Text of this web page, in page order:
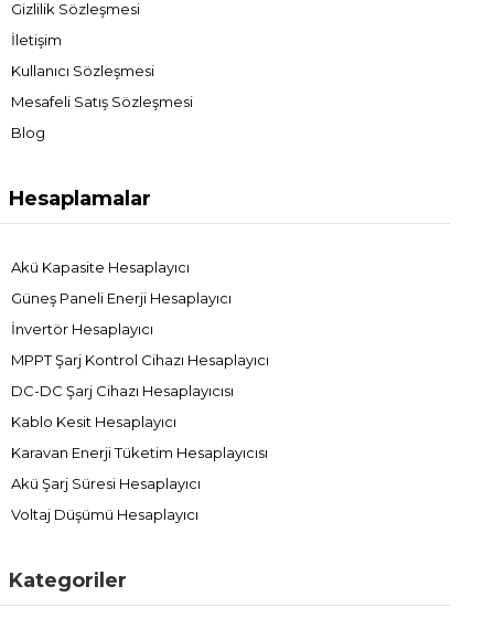
Gizlilik Sözleşmesi
İletişim
Kullanıcı Sözleşmesi
Mesafeli Satış Sözleşmesi
Blog
Hesaplamalar
Akü Kapasite Hesaplayıcı
Güneş Paneli Enerji Hesaplayıcı
İnvertör Hesaplayıcı
MPPT Şarj Kontrol Cihazı Hesaplayıcı
DC-DC Şarj Cihazı Hesaplayıcısı
Kablo Kesit Hesaplayıcı
Karavan Enerji Tüketim Hesaplayıcısı
Akü Şarj Süresi Hesaplayıcı
Voltaj Düşümü Hesaplayıcı
Kategoriler